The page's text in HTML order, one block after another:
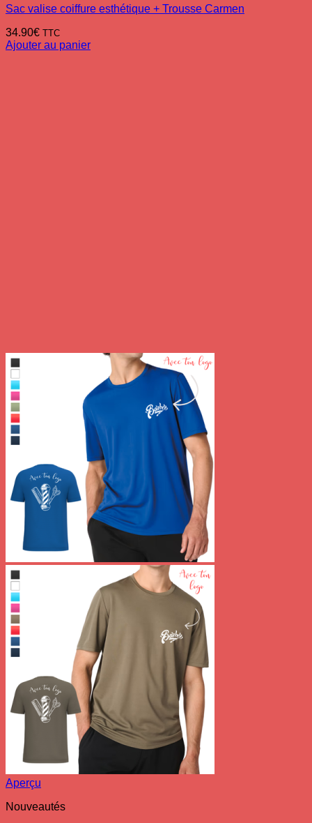
Sac valise coiffure esthétique + Trousse Carmen
34.90€ TTC
Ajouter au panier
Aperçu
Nouveautés